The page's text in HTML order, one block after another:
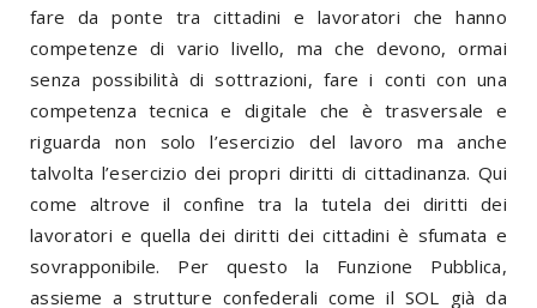
fare da ponte tra cittadini e lavoratori che hanno
competenze di vario livello, ma che devono, ormai
senza possibilità di sottrazioni, fare i conti con una
competenza tecnica e digitale che è trasversale e
riguarda non solo l’esercizio del lavoro ma anche
talvolta l’esercizio dei propri diritti di cittadinanza. Qui
come altrove il confine tra la tutela dei diritti dei
lavoratori e quella dei diritti dei cittadini è sfumata e
sovrapponibile. Per questo la Funzione Pubblica,
assieme a strutture confederali come il SOL già da